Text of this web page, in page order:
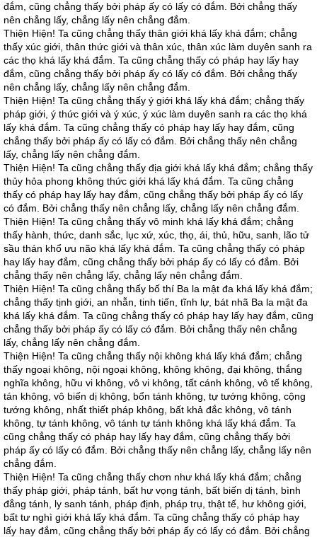
đắm, cũng chẳng thấy bởi pháp ấy có lấy có đắm. Bởi chẳng thấy
nên chẳng lấy, chẳng lấy nên chẳng đắm.
Thiện Hiện! Ta cũng chẳng thấy thân giới khá lấy khá đắm; chẳng
thấy xúc giới, thân thức giới và thân xúc, thân xúc làm duyên sanh ra
các thọ khá lấy khá đắm. Ta cũng chẳng thấy có pháp hay lấy hay
đắm, cũng chẳng thấy bởi pháp ấy có lấy có đắm. Bởi chẳng thấy
nên chẳng lấy, chẳng lấy nên chẳng đắm.
Thiện Hiện! Ta cũng chẳng thấy ý giới khá lấy khá đắm; chẳng thấy
pháp giới, ý thức giới và ý xúc, ý xúc làm duyên sanh ra các thọ khá
lấy khá đắm. Ta cũng chẳng thấy có pháp hay lấy hay đắm, cũng
chẳng thấy bởi pháp ấy có lấy có đắm. Bởi chẳng thấy nên chẳng
lấy, chẳng lấy nên chẳng đắm.
Thiện Hiện! Ta cũng chẳng thấy địa giới khá lấy khá đắm; chẳng thấy
thủy hỏa phong không thức giới khá lấy khá đắm. Ta cũng chẳng
thấy có pháp hay lấy hay đắm, cũng chẳng thấy bởi pháp ấy có lấy
có đắm. Bởi chẳng thấy nên chẳng lấy, chẳng lấy nên chẳng đắm.
Thiện Hiện! Ta cũng chẳng thấy vô minh khá lấy khá đắm; chẳng
thấy hành, thức, danh sắc, lục xứ, xúc, thọ, ái, thủ, hữu, sanh, lão tử
sầu thán khổ ưu não khá lấy khá đắm. Ta cũng chẳng thấy có pháp
hay lấy hay đắm, cũng chẳng thấy bởi pháp ấy có lấy có đắm. Bởi
chẳng thấy nên chẳng lấy, chẳng lấy nên chẳng đắm.
Thiện Hiện! Ta cũng chẳng thấy bố thí Ba la mật đa khá lấy khá đắm;
chẳng thấy tịnh giới, an nhẫn, tinh tiến, tĩnh lự, bát nhã Ba la mật đa
khá lấy khá đắm. Ta cũng chẳng thấy có pháp hay lấy hay đắm, cũng
chẳng thấy bởi pháp ấy có lấy có đắm. Bởi chẳng thấy nên chẳng
lấy, chẳng lấy nên chẳng đắm.
Thiện Hiện! Ta cũng chẳng thấy nội không khá lấy khá đắm; chẳng
thấy ngoại không, nội ngoại không, không không, đại không, thắng
nghĩa không, hữu vi không, vô vi không, tất cánh không, vô tế không,
tán không, vô biến dị không, bổn tánh không, tự tướng không, cộng
tướng không, nhất thiết pháp không, bất khả đắc không, vô tánh
không, tự tánh không, vô tánh tự tánh không khá lấy khá đắm. Ta
cũng chẳng thấy có pháp hay lấy hay đắm, cũng chẳng thấy bởi
pháp ấy có lấy có đắm. Bởi chẳng thấy nên chẳng lấy, chẳng lấy nên
chẳng đắm.
Thiện Hiện! Ta cũng chẳng thấy chơn như khá lấy khá đắm; chẳng
thấy pháp giới, pháp tánh, bất hư vọng tánh, bất biến dị tánh, bình
đẳng tánh, ly sanh tánh, pháp định, pháp trụ, thật tế, hư không giới,
bất tư nghì giới khá lấy khá đắm. Ta cũng chẳng thấy có pháp hay
lấy hay đắm, cũng chẳng thấy bởi pháp ấy có lấy có đắm. Bởi chẳng